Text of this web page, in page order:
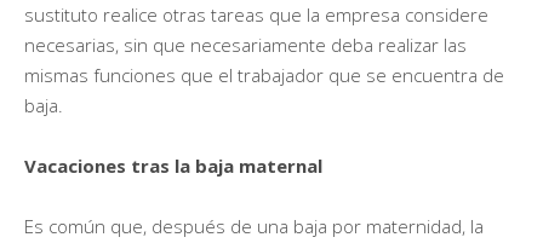
sustituto realice otras tareas que la empresa considere
necesarias, sin que necesariamente deba realizar las
mismas funciones que el trabajador que se encuentra de
baja.
Vacaciones tras la baja maternal
Es común que, después de una baja por maternidad, la